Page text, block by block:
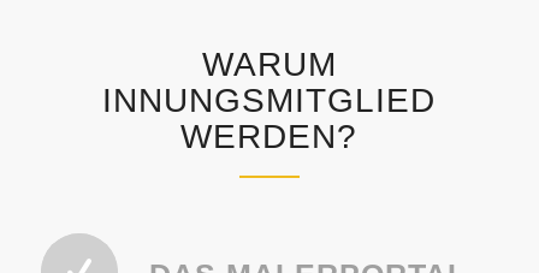
WARUM
INNUNGSMITGLIED
WERDEN?